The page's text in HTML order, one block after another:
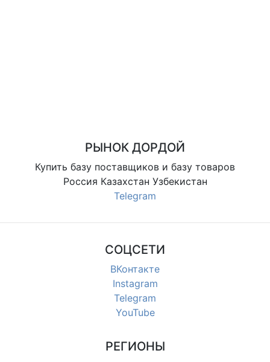
РЫНОК ДОРДОЙ
Купить базу поставщиков и базу товаров
Россия Казахстан Узбекистан
Telegram
СОЦСЕТИ
ВКонтакте
Instagram
Telegram
YouTube
РЕГИОНЫ